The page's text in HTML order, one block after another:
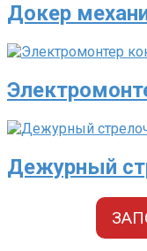
Докер
Дежурный